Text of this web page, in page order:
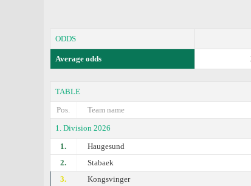
ODDS
Average odds
TABLE
Pos.
Team name
1. Division 2026
1.
Haugesund
2.
Stabaek
3.
Kongsvinger